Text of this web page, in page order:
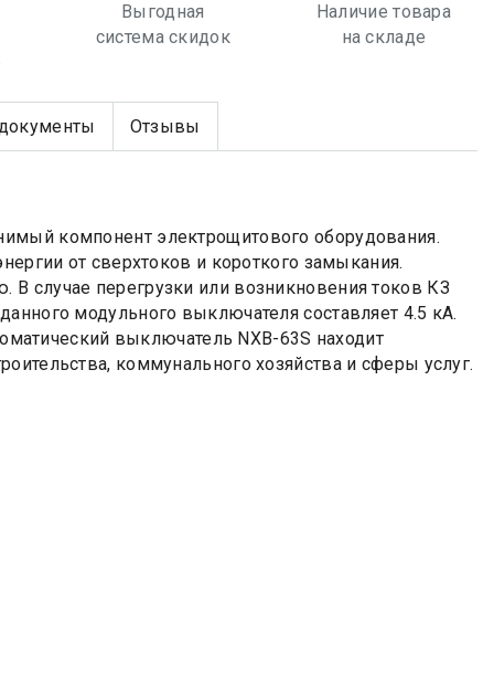
Выгодная
система скидок
Наличие товара
на складе
Отзывы
компонент электрощитового оборудования.
от сверхтоков и короткого замыкания.
случае перегрузки или возникновения токов КЗ
модульного выключателя составляет 4.5 кА.
выключатель NXB-63S находит
коммунального хозяйства и сферы услуг.